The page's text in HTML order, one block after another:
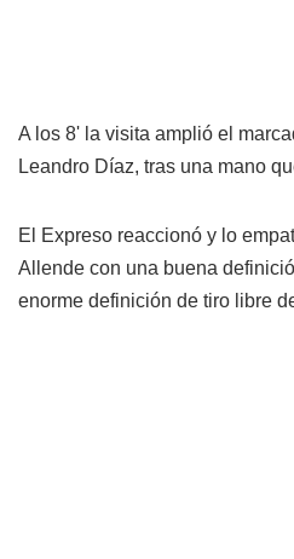
A los 8' la visita amplió el
Leandro Díaz, tras una mano
El Expreso reaccionó y lo
Allende con una buena
enorme definición de tiro libre